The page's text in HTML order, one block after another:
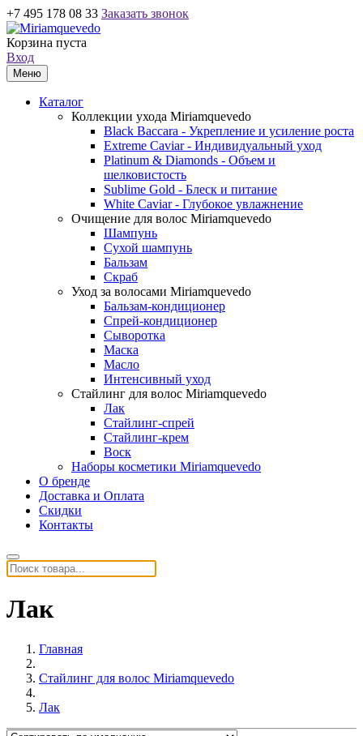
+7 495 178 08 33 Заказать звонок
Корзина пуста
Вход
Меню
Каталог
Коллекции ухода Miriamquevedo
Black Baccara - Укрепление и усиление роста
Extreme Caviar - Индивидуальный уход
Platinum & Diamonds - Объем и
шелковистость
Sublime Gold - Блеск и питание
White Caviar - Глубокое увлажнение
Очищение для волос Miriamquevedo
Шампунь
Сухой шампунь
Бальзам
Скраб
Уход за волосами Miriamquevedo
Бальзам-кондиционер
Спрей-кондиционер
Сыворотка
Маска
Масло
Интенсивный уход
Стайлинг для волос Miriamquevedo
Лак
Стайлинг-спрей
Стайлинг-крем
Воск
Наборы косметики Miriamquevedo
О бренде
Доставка и Оплата
Скидки
Контакты
Лак
Главная
Стайлинг для волос Miriamquevedo
Лак